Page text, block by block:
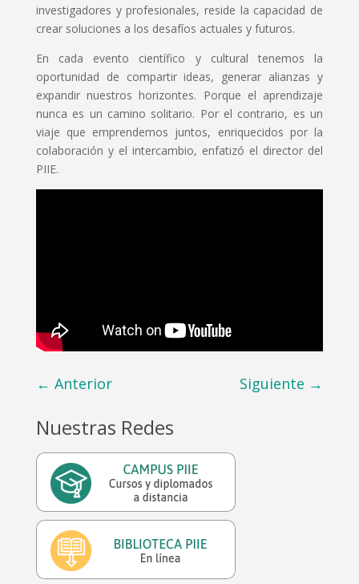
investigadores y profesionales, reside la capacidad de
crear soluciones a los desafíos actuales y futuros.
En cada evento científico y cultural tenemos la
oportunidad de compartir ideas, generar alianzas y
expandir nuestros horizontes. Porque el aprendizaje
nunca es un camino solitario. Por el contrario, es un
viaje que emprendemos juntos, enriquecidos por la
colaboración y el intercambio, enfatizó el director del
PIIE.
← Anterior Siguiente →
Nuestras Redes